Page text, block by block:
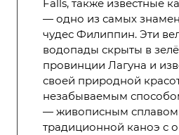
Falls, также известные
— одно из самых
чудес Филиппин. Эти
водопады скрыты в
провинции Лагуна и
своей природной
незабываемым
— живописным сплавом
традиционной каноэ с